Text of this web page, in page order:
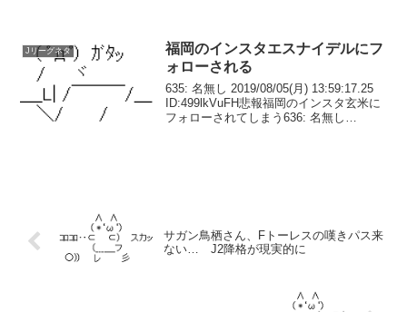
Jリーグネタ
福岡のインスタエスナイデルにフ
ォローされる
635: 名無し 2019/08/05(月) 13:59:17.25
ID:499lkVuFH悲報福岡のインスタ玄米に
フォローされてしまう636: 名無し
サガン鳥栖さん、Fトーレスの嘆きパス来
ない… J2降格が現実的に